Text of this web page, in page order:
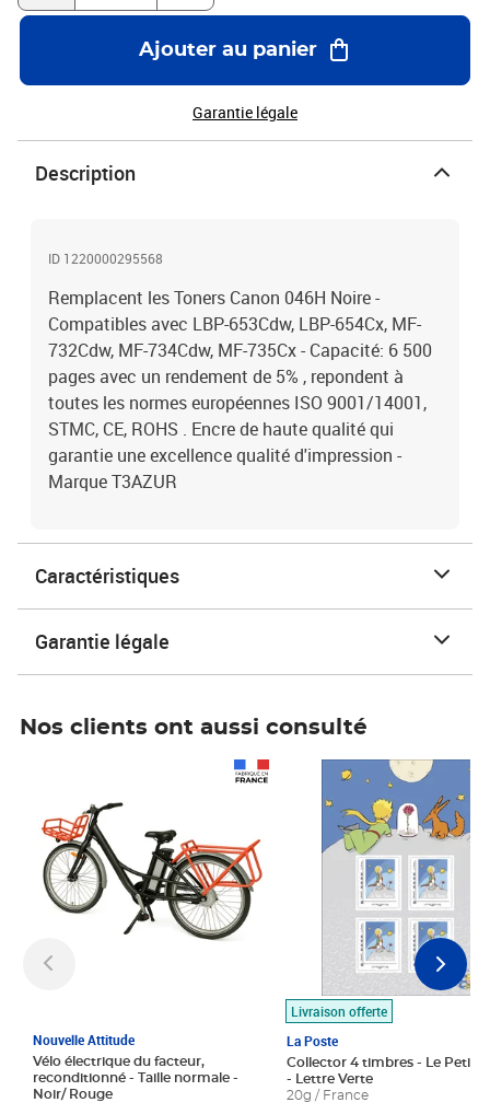
Ajouter au panier
Garantie légale
Description
ID 1220000295568
Remplacent les Toners Canon 046H Noire -
Compatibles avec LBP-653Cdw, LBP-654Cx, MF-
732Cdw, MF-734Cdw, MF-735Cx - Capacité: 6 500
pages avec un rendement de 5% , repondent à
toutes les normes européennes ISO 9001/14001,
STMC, CE, ROHS . Encre de haute qualité qui
garantie une excellence qualité d'impression -
Marque T3AZUR
Caractéristiques
Garantie légale
Nos clients ont aussi consulté
Nouvelle Attitude
Vélo électrique du facteur,
reconditionné - Taille normale -
Noir/ Rouge
Livraison offerte
La Poste
Collector 4 timbres - Le Petit
- Lettre Verte
20g / France
Prix 7,50€